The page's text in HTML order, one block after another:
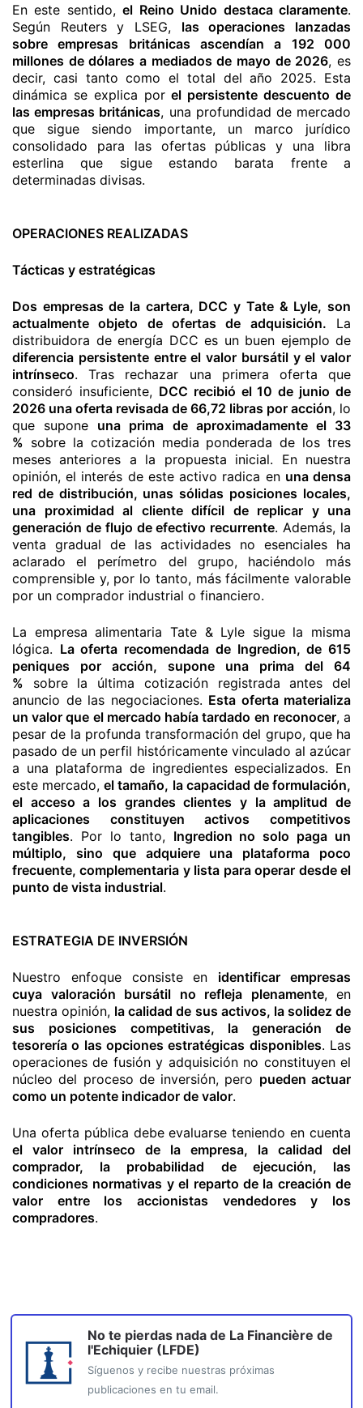
En este sentido,el Reino Unido destaca claramente.
Según Reuters y LSEG, las operaciones lanzadas
sobre empresas británicas ascendían a 192 000
millones de dólares a mediados de mayo de 2026, es
decir, casi tanto como el total del año 2025. Esta
dinámica se explica porel persistente descuento de
las empresas británicas, una profundidad de mercado
que sigue siendo importante, un marco jurídico
consolidado para las ofertas públicas y una libra
esterlina que sigue estando barata frente a
determinadas divisas.
OPERACIONES REALIZADAS
Tácticas y estratégicas
Dos empresas de la cartera, DCC y Tate & Lyle, son
actualmente objeto de ofertas de adquisición. La
distribuidora de energía DCC es un buen ejemplo de
diferencia persistente entre el valor bursátil y el valor
intrínseco. Tras rechazar una primera oferta que
consideró insuficiente, DCC recibió el 10 de junio de
2026 una oferta revisada de 66,72 libras por acción, lo
que supone una prima de aproximadamente el 33
% sobre la cotización media ponderada de los tres
meses anteriores a la propuesta inicial. En nuestra
opinión, el interés de este activo radica en una densa
red de distribución, unas sólidas posiciones locales,
una proximidad al cliente difícil de replicar y una
generación de flujo de efectivo recurrente. Además, la
venta gradual de las actividades no esenciales ha
aclarado el perímetro del grupo, haciéndolo más
comprensible y, por lo tanto, más fácilmente valorable
por un comprador industrial o financiero.
La empresa alimentaria Tate & Lyle sigue la misma
lógica. La oferta recomendada de Ingredion, de 615
peniques por acción, supone una prima del 64
% sobre la última cotización registrada antes del
anuncio de las negociaciones. Esta oferta materializa
un valor que el mercado había tardado en reconocer, a
pesar de la profunda transformación del grupo, que ha
pasado de un perfil históricamente vinculado al azúcar
a una plataforma de ingredientes especializados. En
este mercado,el tamaño, la capacidad de formulación,
el acceso a los grandes clientes y la amplitud de
aplicaciones constituyen activos competitivos
tangibles. Por lo tanto, Ingredion no solo paga un
múltiplo, sino que adquiere una plataforma poco
frecuente, complementaria y lista para operar desde el
punto de vista industrial.
ESTRATEGIA DE INVERSIÓN
Nuestro enfoque consiste en identificar empresas
cuya valoración bursátil no refleja plenamente, en
nuestra opinión, la calidad de sus activos, la solidez de
sus posiciones competitivas, la generación de
tesorería o las opciones estratégicas disponibles. Las
operaciones de fusión y adquisición no constituyen el
núcleo del proceso de inversión, pero pueden actuar
como un potente indicador de valor.
Una oferta pública debe evaluarse teniendo en cuenta
el valor intrínseco de la empresa, la calidad del
comprador, la probabilidad de ejecución, las
condiciones normativas y el reparto de la creación de
valor entre los accionistas vendedores y los
compradores.
No te pierdas nada de La Financière de
l'Echiquier (LFDE)
Síguenos y recibe nuestras próximas
publicaciones en tu email.